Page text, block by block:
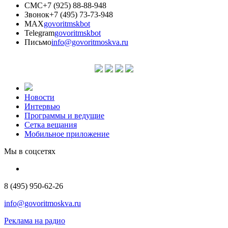
СМС+7 (925) 88-88-948
Звонок+7 (495) 73-73-948
MAXgovoritmskbot
Telegramgovoritmskbot
Письмоinfo@govoritmoskva.ru
Новости
Интервью
Программы и ведущие
Сетка вещания
Мобильное приложение
Мы в соцсетях
8 (495) 950-62-26
info@govoritmoskva.ru
Реклама на радио